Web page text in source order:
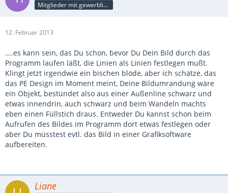
Mitglieder mit gewerblicher Verbindung, auch als Mitarbeiter/in
12. Februar 2013
....es kann sein, das Du schon, bevor Du Dein Bild durch das
Programm laufen läßt, die Linien als Linien festlegen mußt.
Klingt jetzt irgendwie ein bischen blöde, aber ich schätze, das
das PE Design im Moment meint, Deine Bildumrandung wäre
ein Objekt, bestündet also aus einer Außenline schwarz und
etwas innendrin, auch schwarz und beim Wandeln machts
eben einen Füllstich draus. Entweder Du kannst schon beim
Aufrufen des Bildes im Programm dort etwas festlegen oder
aber Du müsstest evtl. das Bild in einer Grafiksoftware
aufbereiten.
Liane